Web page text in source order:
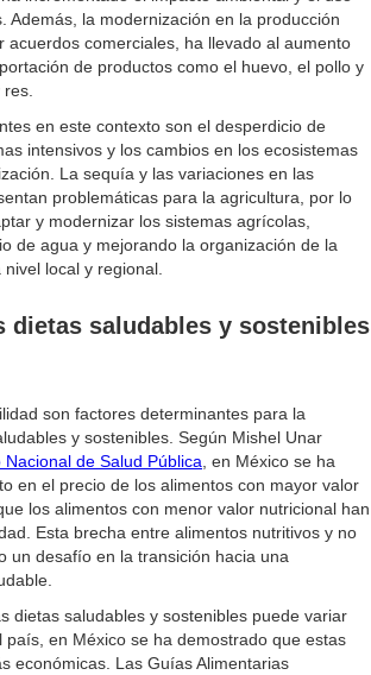
Además, la modernización en la producción
acuerdos comerciales, ha llevado al aumento
de productos como el huevo, el pollo y
en este contexto son el desperdicio de
intensivos y los cambios en los ecosistemas
La sequía y las variaciones en las
problemáticas para la agricultura, por lo
y modernizar los sistemas agrícolas,
de agua y mejorando la organización de la
local y regional.
dietas saludables y sostenibles
son factores determinantes para la
y sostenibles. Según Mishel Unar
Nacional de Salud Pública , en México se ha
en el precio de los alimentos con mayor valor
los alimentos con menor valor nutricional han
Esta brecha entre alimentos nutritivos y no
un desafío en la transición hacia una
dietas saludables y sostenibles puede variar
país, en México se ha demostrado que estas
económicas. Las Guías Alimentarias